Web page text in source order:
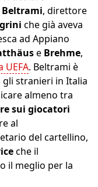
Beltrami, direttore
che già aveva
ad Appiano
e Brehme,
UEFA. Beltrami è
stranieri in Italia
almeno tra
sui giocatori
al
del cartellino,
che il
il meglio per la